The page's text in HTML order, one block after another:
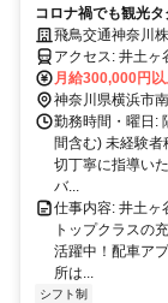
コロナ禍でも観光
実！飛鳥交通神奈川
アクセス: 井土ヶ谷（京急本線）より徒歩5分 蒔田（横浜市営ブルー
ライン）2番口よ
ン）1番口より徒
月給300,000円
神奈川県横浜市
勤務時間・曜日:
間含む) 未経験
切丁寧に指導い
バ...
仕事内容: 井土ヶ
トップクラスの
活躍中！配車ア
所は...
シフト制